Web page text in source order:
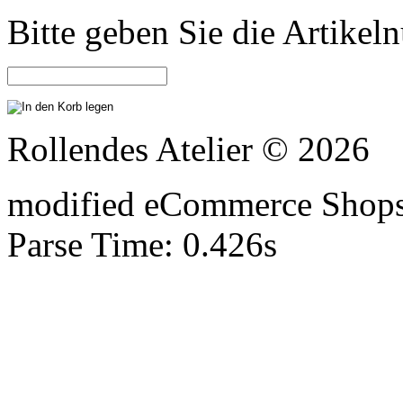
Bitte geben Sie die
Rollendes Atelier © 2026
modified eCommerce
Parse Time: 0.426s